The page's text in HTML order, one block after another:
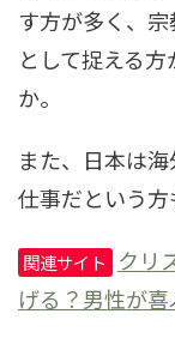
す方が多く、
として捉える
か。
また、日本は
仕事だという方
関連サイト
クリ
げる？男性が